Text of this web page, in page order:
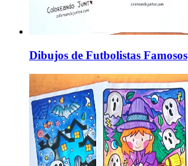
Dibujos de Futbolistas Famosos